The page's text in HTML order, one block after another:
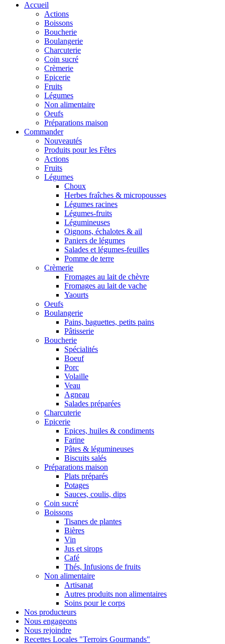
Accueil
Actions
Boissons
Boucherie
Boulangerie
Charcuterie
Coin sucré
Crèmerie
Epicerie
Fruits
Légumes
Non alimentaire
Oeufs
Préparations maison
Commander
Nouveautés
Produits pour les Fêtes
Actions
Fruits
Légumes
Choux
Herbes fraîches & micropousses
Légumes racines
Légumes-fruits
Légumineuses
Oignons, échalotes & ail
Paniers de légumes
Salades et légumes-feuilles
Pomme de terre
Crèmerie
Fromages au lait de chèvre
Fromages au lait de vache
Yaourts
Oeufs
Boulangerie
Pains, baguettes, petits pains
Pâtisserie
Boucherie
Spécialités
Boeuf
Porc
Volaille
Veau
Agneau
Salades préparées
Charcuterie
Epicerie
Epices, huiles & condiments
Farine
Pâtes & légumineuses
Biscuits salés
Préparations maison
Plats préparés
Potages
Sauces, coulis, dips
Coin sucré
Boissons
Tisanes de plantes
Bières
Vin
Jus et sirops
Café
Thés, Infusions de fruits
Non alimentaire
Artisanat
Autres produits non alimentaires
Soins pour le corps
Nos producteurs
Nous engageons
Nous rejoindre
Recettes Locales "Terroirs Gourmands"